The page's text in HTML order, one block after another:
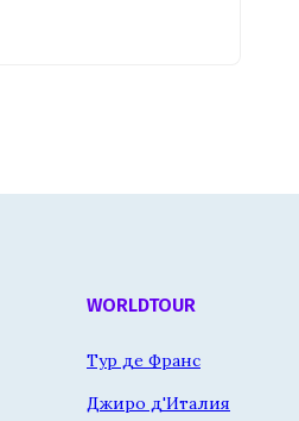
WORLDTOUR
Тур де Франс
Джиро д'Италия